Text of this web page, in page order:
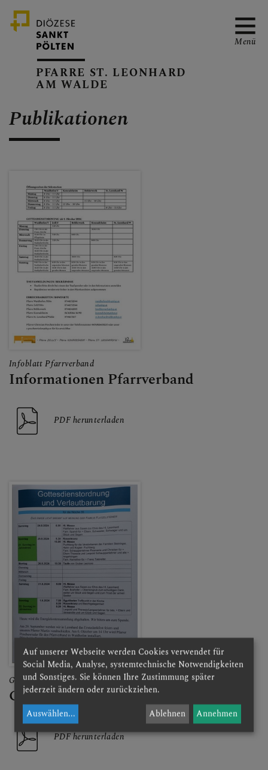
PFARRVERBAND-SEITE
PFARRKALENDER
GOTTESDIENSTORDNUN
G VERLAUTBARUNGEN
LEBENDIGE PFARRE
SONSTIGES
PFARRE ST. LEONHARD
AM WALDE
Menü
Publikationen
Infoblatt Pfarrverband
Informationen Pfarrverband
PDF herunterladen
Gottesdienstordnung KW 18 2025
Gottesdienstordnung Woche 32
PDF herunterladen
Auf unserer Webseite werden Cookies verwendet für
Social Media, Analyse, systemtechnische Notwendigkeiten
und Sonstiges. Sie können Ihre Zustimmung später
jederzeit ändern oder zurückziehen.
Auswählen... Ablehnen Annehmen